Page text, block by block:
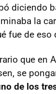
diciendo
la
fue de
que en
se
de los